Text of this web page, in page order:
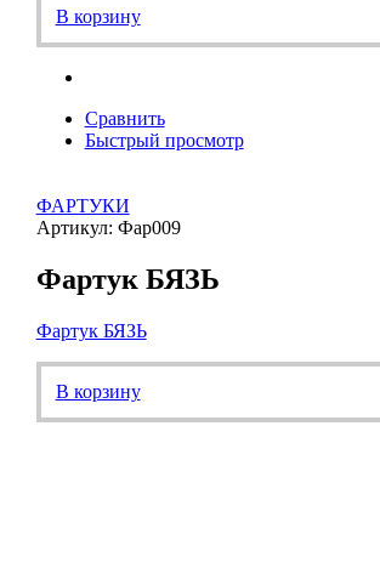
В корзину
Сравнить
Быстрый просмотр
ФАРТУКИ
Артикул: Фар009
Фартук БЯЗЬ
Фартук БЯЗЬ
В корзину